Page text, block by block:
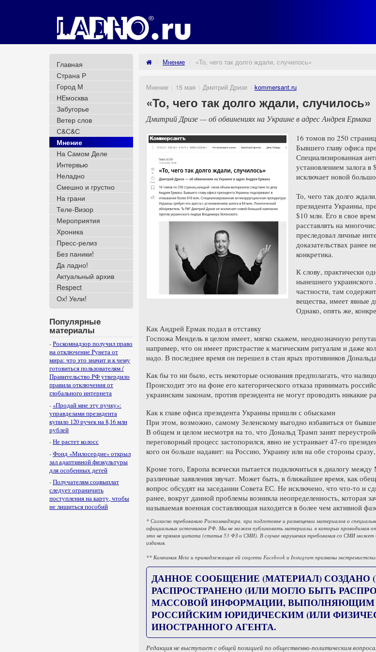
Главная
Страна Р
Город М
НЕмосква
Забугорье
Ветер слов
С&С&С
Мнение
На Самом Деле
Интервью
Неладно
Смешно и грустно
На грани
Теле-Визор
Мероприятия
Хроника
Пресс-релиз
Без паники!
Да ладно!
Актуальный архив
Respect
Ох! Уели!
Популярные
материалы
-Роскомнадзор получил право
на отключение Рунета от
мира: что это значит и к чему
готовиться пользователям /
Правительство РФ утвердило
правила отключения от
глобального интернета
- «Продай мне эту ручку»:
управделами президента
купило 120 ручек на 8,16 млн
рублей
-Не растет колосс
-Фонд «Милосердие» открыл
зал адаптивной физкультуры
для особенных детей
-Получателям соцвыплат
следует ограничить
поступления на карту, чтобы
не лишиться пособий
Мнение «То, чего так долго ждали, случилось»
Мнение 15 мая Дмитрий Дризе kommersant.ru
«То, чего так долго ждали, случилось»
Дмитрий Дризе — об обвинениях на Украине в адрес Андрея Ермака
16 томов по 250
Бывшего главу офиса
Специализированная
установлением залога
исключает новой
То, чего так долго
президента Украины,
$10 млн. Его в свое
расставлять на
преследовал личные
доказательствах ранее
конкретика.
К слову, практически
нынешнего
частности, там
вещества, имеет явные
Однако, опять же,
Как Андрей Ермак подал в отставку
Госпожа Мендель в целом имеет, мягко скажем, неоднозначную
например, что он имеет пристрастие к магическим ритуалам и даже
надо. В последнее время он перешел в стан ярых противников
Как бы то ни было, есть некоторые основания предполагать, что
Происходит это на фоне его категорического отказа принимать
украинским законам, против президента не могут проводить никакие
Как к главе офиса президента Украины пришли с обысками
При этом, возможно, самому Зеленскому выгодно избавиться от
В общем и целом несмотря на то, что Дональд Трамп занят
переговорный процесс застопорился, явно не устраивает 47-го
кого он больше надавит: на Россию, Украину или на обе стороны
Кроме того, Европа всячески пытается подключиться к диалогу
различные заявления звучат. Может быть, в ближайшее время, как
вопрос обсудят на заседании Совета ЕС. Не исключено, что что-то и
ранее, вокруг данной проблемы возникла неопределенность, которая
называемая военная составляющая находится в более чем активной
* Согласно требованию Роскомнадзора, при подготовке и размещении материалов о
официальных источников РФ. Мы не можем публиковать материалы, в которых проводимая
это не прямая цитата (статья 53 ФЗ о СМИ). В случае нарушения требования со СМИ
издания.
** Компания Meta и принадлежащие ей соцсети Facebook и Instagram признаны
ДАННОЕ СООБЩЕНИЕ (МАТЕРИАЛ) СОЗДАНО
РАСПРОСТРАНЕНО (ИЛИ МОГЛО БЫТЬ
МАССОВОЙ ИНФОРМАЦИИ, ВЫПОЛНЯЮЩИМ
РОССИЙСКИМ ЮРИДИЧЕСКИМ (ИЛИ
ИНОСТРАННОГО АГЕНТА.
Редакция не выступает с общей позицией по общественно-политическим